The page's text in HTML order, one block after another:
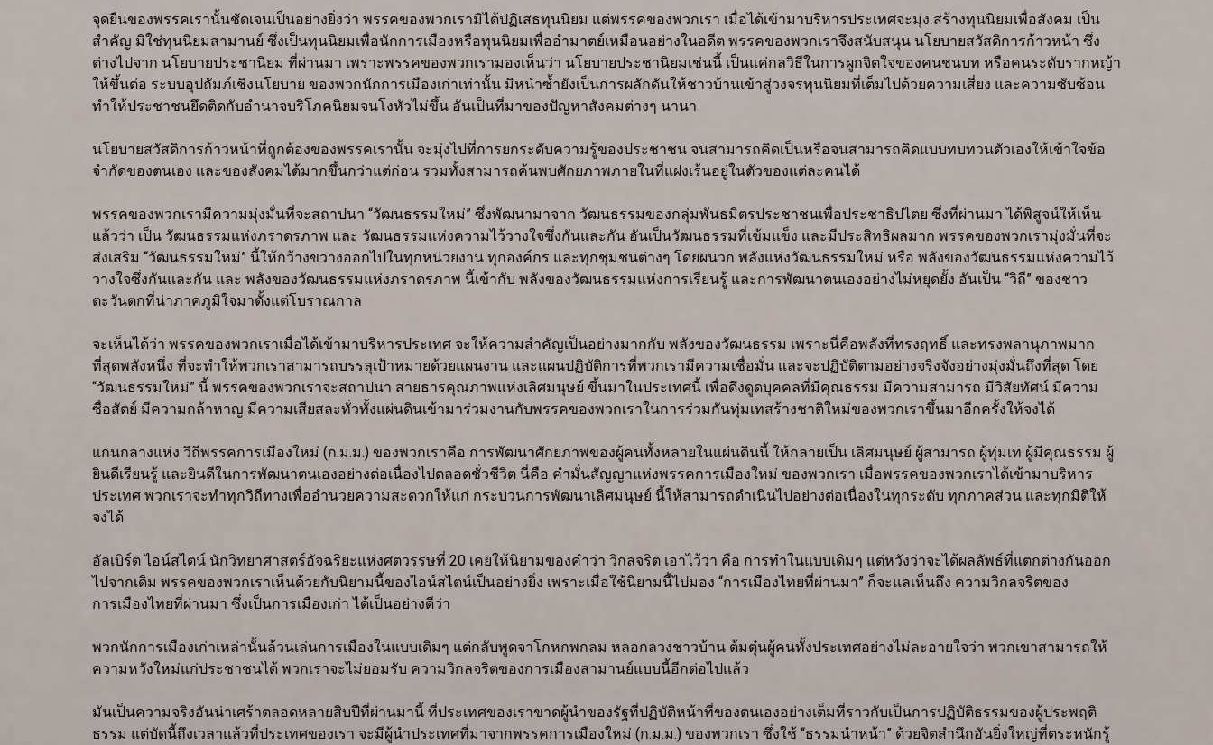
จุดยืนของพรรคเรานั้นชัดเจนเป็นอย่างยิ่งว่า พรรคของพวกเรามิได้ปฏิเสธทุนนิยม แต่พรรคของพวกเรา เมื่อได้เข้ามาบริหารประเทศจะมุ่ง สร้างทุนนิยมเพื่อสังคม เป็น
สำคัญ มิใช่ทุนนิยมสามานย์ ซึ่งเป็นทุนนิยมเพื่อนักการเมืองหรือทุนนิยมเพื่ออำมาตย์เหมือนอย่างในอดีต พรรคของพวกเราจึงสนับสนุน นโยบายสวัสดิการก้าวหน้า ซึ่ง
ต่างไปจาก นโยบายประชานิยม ที่ผ่านมา เพราะพรรคของพวกเรามองเห็นว่า นโยบายประชานิยมเช่นนี้ เป็นแค่กลวิธีในการผูกจิตใจของคนชนบท หรือคนระดับรากหญ้า
ให้ขึ้นต่อ ระบบอุปถัมภ์เชิงนโยบาย ของพวกนักการเมืองเก่าเท่านั้น มิหนำซ้ำยังเป็นการผลักดันให้ชาวบ้านเข้าสู่วงจรทุนนิยมที่เต็มไปด้วยความเสี่ยง และความซับซ้อน
ทำให้ประชาชนยึดติดกับอำนาจบริโภคนิยมจนโงหัวไม่ขึ้น อันเป็นที่มาของปัญหาสังคมต่างๆ นานา
นโยบายสวัสดิการก้าวหน้าที่ถูกต้องของพรรคเรานั้น จะมุ่งไปที่การยกระดับความรู้ของประชาชน จนสามารถคิดเป็นหรือจนสามารถคิดแบบทบทวนตัวเองให้เข้าใจข้อ
จำกัดของตนเอง และของสังคมได้มากขึ้นกว่าแต่ก่อน รวมทั้งสามารถค้นพบศักยภาพภายในที่แฝงเร้นอยู่ในตัวของแต่ละคนได้
พรรคของพวกเรามีความมุ่งมั่นที่จะสถาปนา “วัฒนธรรมใหม่” ซึ่งพัฒนามาจาก วัฒนธรรมของกลุ่มพันธมิตรประชาชนเพื่อประชาธิปไตย ซึ่งที่ผ่านมา ได้พิสูจน์ให้เห็น
แล้วว่า เป็น วัฒนธรรมแห่งภราดรภาพ และ วัฒนธรรมแห่งความไว้วางใจซึ่งกันและกัน อันเป็นวัฒนธรรมที่เข้มแข็ง และมีประสิทธิผลมาก พรรคของพวกเรามุ่งมั่นที่จะ
ส่งเสริม “วัฒนธรรมใหม่” นี้ให้กว้างขวางออกไปในทุกหน่วยงาน ทุกองค์กร และทุกชุมชนต่างๆ โดยผนวก พลังแห่งวัฒนธรรมใหม่ หรือ พลังของวัฒนธรรมแห่งความไว้
วางใจซึ่งกันและกัน และ พลังของวัฒนธรรมแห่งภราดรภาพ นี้เข้ากับ พลังของวัฒนธรรมแห่งการเรียนรู้ และการพัฒนาตนเองอย่างไม่หยุดยั้ง อันเป็น “วิถี” ของชาว
ตะวันตกที่น่าภาคภูมิใจมาตั้งแต่โบราณกาล
จะเห็นได้ว่า พรรคของพวกเราเมื่อได้เข้ามาบริหารประเทศ จะให้ความสำคัญเป็นอย่างมากกับ พลังของวัฒนธรรม เพราะนี่คือพลังที่ทรงฤทธิ์ และทรงพลานุภาพมาก
ที่สุดพลังหนึ่ง ที่จะทำให้พวกเราสามารถบรรลุเป้าหมายด้วยแผนงาน และแผนปฏิบัติการที่พวกเรามีความเชื่อมั่น และจะปฏิบัติตามอย่างจริงจังอย่างมุ่งมั่นถึงที่สุด โดย
“วัฒนธรรมใหม่” นี้ พรรคของพวกเราจะสถาปนา สายธารคุณภาพแห่งเลิศมนุษย์ ขึ้นมาในประเทศนี้ เพื่อดึงดูดบุคคลที่มีคุณธรรม มีความสามารถ มีวิสัยทัศน์ มีความ
ซื่อสัตย์ มีความกล้าหาญ มีความเสียสละทั่วทั้งแผ่นดินเข้ามาร่วมงานกับพรรคของพวกเราในการร่วมกันทุ่มเทสร้างชาติใหม่ของพวกเราขึ้นมาอีกครั้งให้จงได้
แกนกลางแห่ง วิถีพรรคการเมืองใหม่ (ก.ม.ม.) ของพวกเราคือ การพัฒนาศักยภาพของผู้คนทั้งหลายในแผ่นดินนี้ ให้กลายเป็น เลิศมนุษย์ ผู้สามารถ ผู้ทุ่มเท ผู้มีคุณธรรม ผู้
ยินดีเรียนรู้ และยินดีในการพัฒนาตนเองอย่างต่อเนื่องไปตลอดชั่วชีวิต นี่คือ คำมั่นสัญญาแห่งพรรคการเมืองใหม่ ของพวกเรา เมื่อพรรคของพวกเราได้เข้ามาบริหาร
ประเทศ พวกเราจะทำทุกวิถีทางเพื่ออำนวยความสะดวกให้แก่ กระบวนการพัฒนาเลิศมนุษย์ นี้ให้สามารถดำเนินไปอย่างต่อเนื่องในทุกระดับ ทุกภาคส่วน และทุกมิติให้
จงได้
อัลเบิร์ต ไอน์สไตน์ นักวิทยาศาสตร์อัจฉริยะแห่งศตวรรษที่ 20 เคยให้นิยามของคำว่า วิกลจริต เอาไว้ว่า คือ การทำในแบบเดิมๆ แต่หวังว่าจะได้ผลลัพธ์ที่แตกต่างกันออก
ไปจากเดิม พรรคของพวกเราเห็นด้วยกับนิยามนี้ของไอน์สไตน์เป็นอย่างยิ่ง เพราะเมื่อใช้นิยามนี้ไปมอง “การเมืองไทยที่ผ่านมา” ก็จะแลเห็นถึง ความวิกลจริตของ
การเมืองไทยที่ผ่านมา ซึ่งเป็นการเมืองเก่า ได้เป็นอย่างดีว่า
พวกนักการเมืองเก่าเหล่านั้นล้วนเล่นการเมืองในแบบเดิมๆ แต่กลับพูดจาโกหกพกลม หลอกลวงชาวบ้าน ต้มตุ๋นผู้คนทั้งประเทศอย่างไม่ละอายใจว่า พวกเขาสามารถให้
ความหวังใหม่แก่ประชาชนได้ พวกเราจะไม่ยอมรับ ความวิกลจริตของการเมืองสามานย์แบบนี้อีกต่อไปแล้ว
มันเป็นความจริงอันน่าเศร้าตลอดหลายสิบปีที่ผ่านมานี้ ที่ประเทศของเราขาดผู้นำของรัฐที่ปฏิบัติหน้าที่ของตนเองอย่างเต็มที่ราวกับเป็นการปฏิบัติธรรมของผู้ประพฤติ
ธรรม แต่บัดนี้ถึงเวลาแล้วที่ประเทศของเรา จะมีผู้นำประเทศที่มาจากพรรคการเมืองใหม่ (ก.ม.ม.) ของพวกเรา ซึ่งใช้ “ธรรมนำหน้า” ด้วยจิตสำนึกอันยิ่งใหญ่ที่ตระหนักรู้